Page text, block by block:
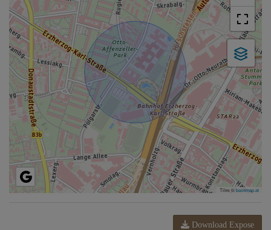
Tiles ©basemap.at
Download Expose